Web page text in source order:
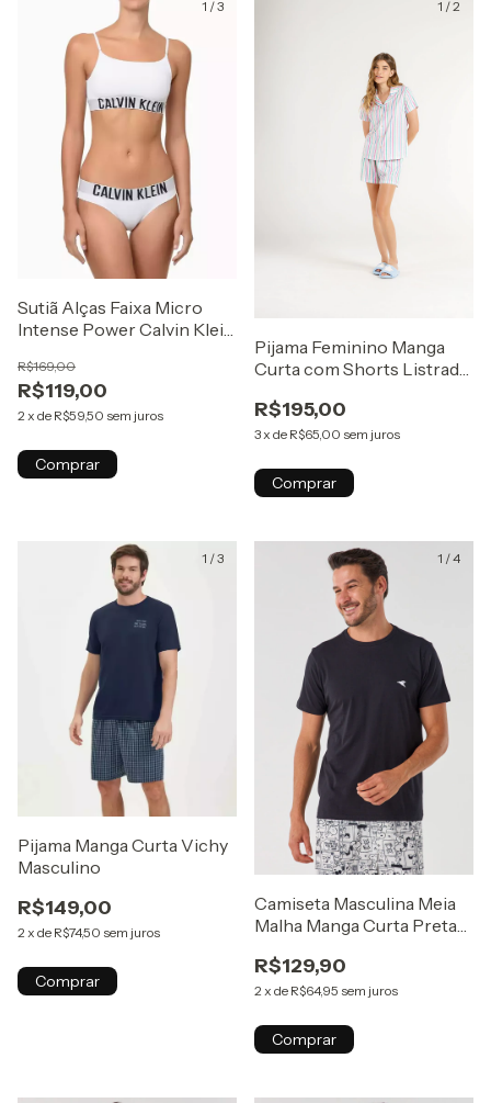
1 /3
Sutiã Alças Faixa Micro
Intense Power Calvin Klein
Branco/Branco
R$119,00
R$169,00
2 x de R$59,50 sem juros
Comprar
1 /2
Pijama Feminino Manga
Curta com Shorts Listrado
R$195,00
3x de R$65,00 sem juros
Comprar
1 /3
Pijama Manga Curta Vichy
Masculino
R$149,00
2 x de R$74,50 sem juros
Comprar
1 /4
Camiseta Masculina Meia
Malha Manga Curta Preta
R$129,90
2 x de R$64,95 sem juros
Comprar